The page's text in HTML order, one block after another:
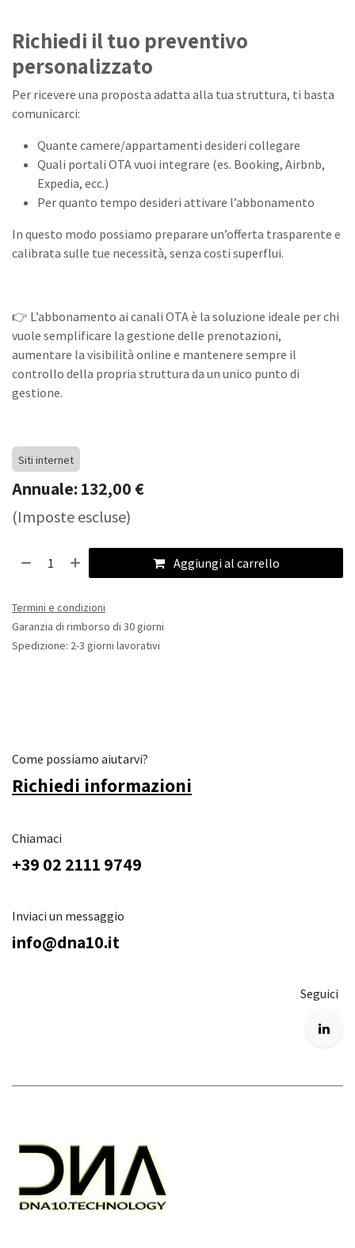
Richiedi il tuo preventivo
personalizzato
Per ricevere una proposta adatta alla tua struttura, ti basta
comunicarci:
Quante camere/appartamenti desideri collegare
Quali portali OTA vuoi integrare (es. Booking, Airbnb,
Expedia, ecc.)
Per quanto tempo desideri attivare l’abbonamento
In questo modo possiamo preparare un’offerta trasparente e
calibrata sulle tue necessità, senza costi superflui.
👉 L’abbonamento ai canali OTA è la soluzione ideale per chi
vuole semplificare la gestione delle prenotazioni,
aumentare la visibilità online e mantenere sempre il
controllo della propria struttura da un unico punto di
gestione.
Siti internet
Annuale: 132,00 €
(Imposte escluse)
Aggiungi al carrello
Termini e condizioni
Garanzia di rimborso di 30 giorni
Spedizione: 2-3 giorni lavorativi
Come possiamo aiutarvi?
Richiedi informazioni
Chiamaci
+39 02 2111 9749
Inviaci un messaggio
info@dna10.it
Seguici